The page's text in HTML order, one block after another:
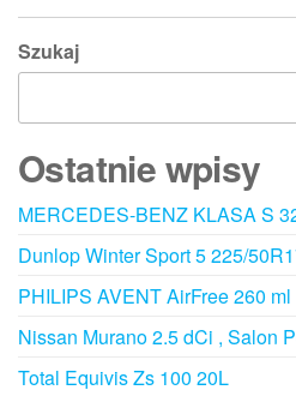
Szukaj
Ostatnie wpisy
MERCEDES-BENZ KLASA S
Dunlop Winter Sport 5 225/
PHILIPS AVENT AirFree 260
Nissan Murano 2.5 dCi , Salon
Total Equivis Zs 100 20L